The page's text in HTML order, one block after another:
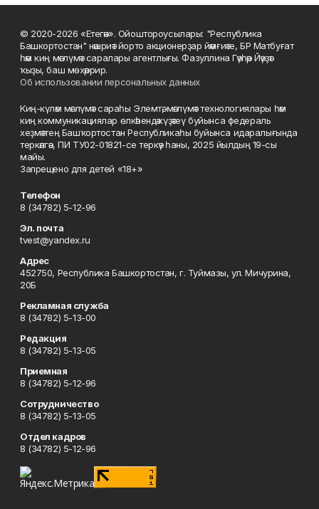
© 2020-2026 «Етегән». Ойоштороусылары: "Республика
Башкортостан" нәшриәт йорто акционерҙар йәмғиәте, БР Матбуғат
һәм киң мәғлүмәт саралары агентлығы. Фазуллина Гәүһәр Йәүҙәт
ҡыҙы, баш мөхәррир.
Об использовании персональных данных
Киң-күләм мәғлүмәт сараһы Элемтә, мәғлүмәт технологиялары һәм
киң коммуникациялар өлкәһендә күҙәтеү буйынса федераль
хеҙмәттең Башҡортостан Республикаһы буйынса идаралығында
теркәлгән, ПИ ТУ02-01821-се теркәү һаны, 2025 йылдың 19-сы
майы.
Запрещено для детей «18+»
Телефон
8 (34782) 5-12-96
Эл. почта
tvest@yandex.ru
Адрес
452750, Республика Башкортостан, г. Туймазы, ул. Мичурина,
20Б
Рекламная служба
8 (34782) 5-13-00
Редакция
8 (34782) 5-13-05
Приемная
8 (34782) 5-12-96
Сотрудничество
8 (34782) 5-13-05
Отдел кадров
8 (34782) 5-12-96